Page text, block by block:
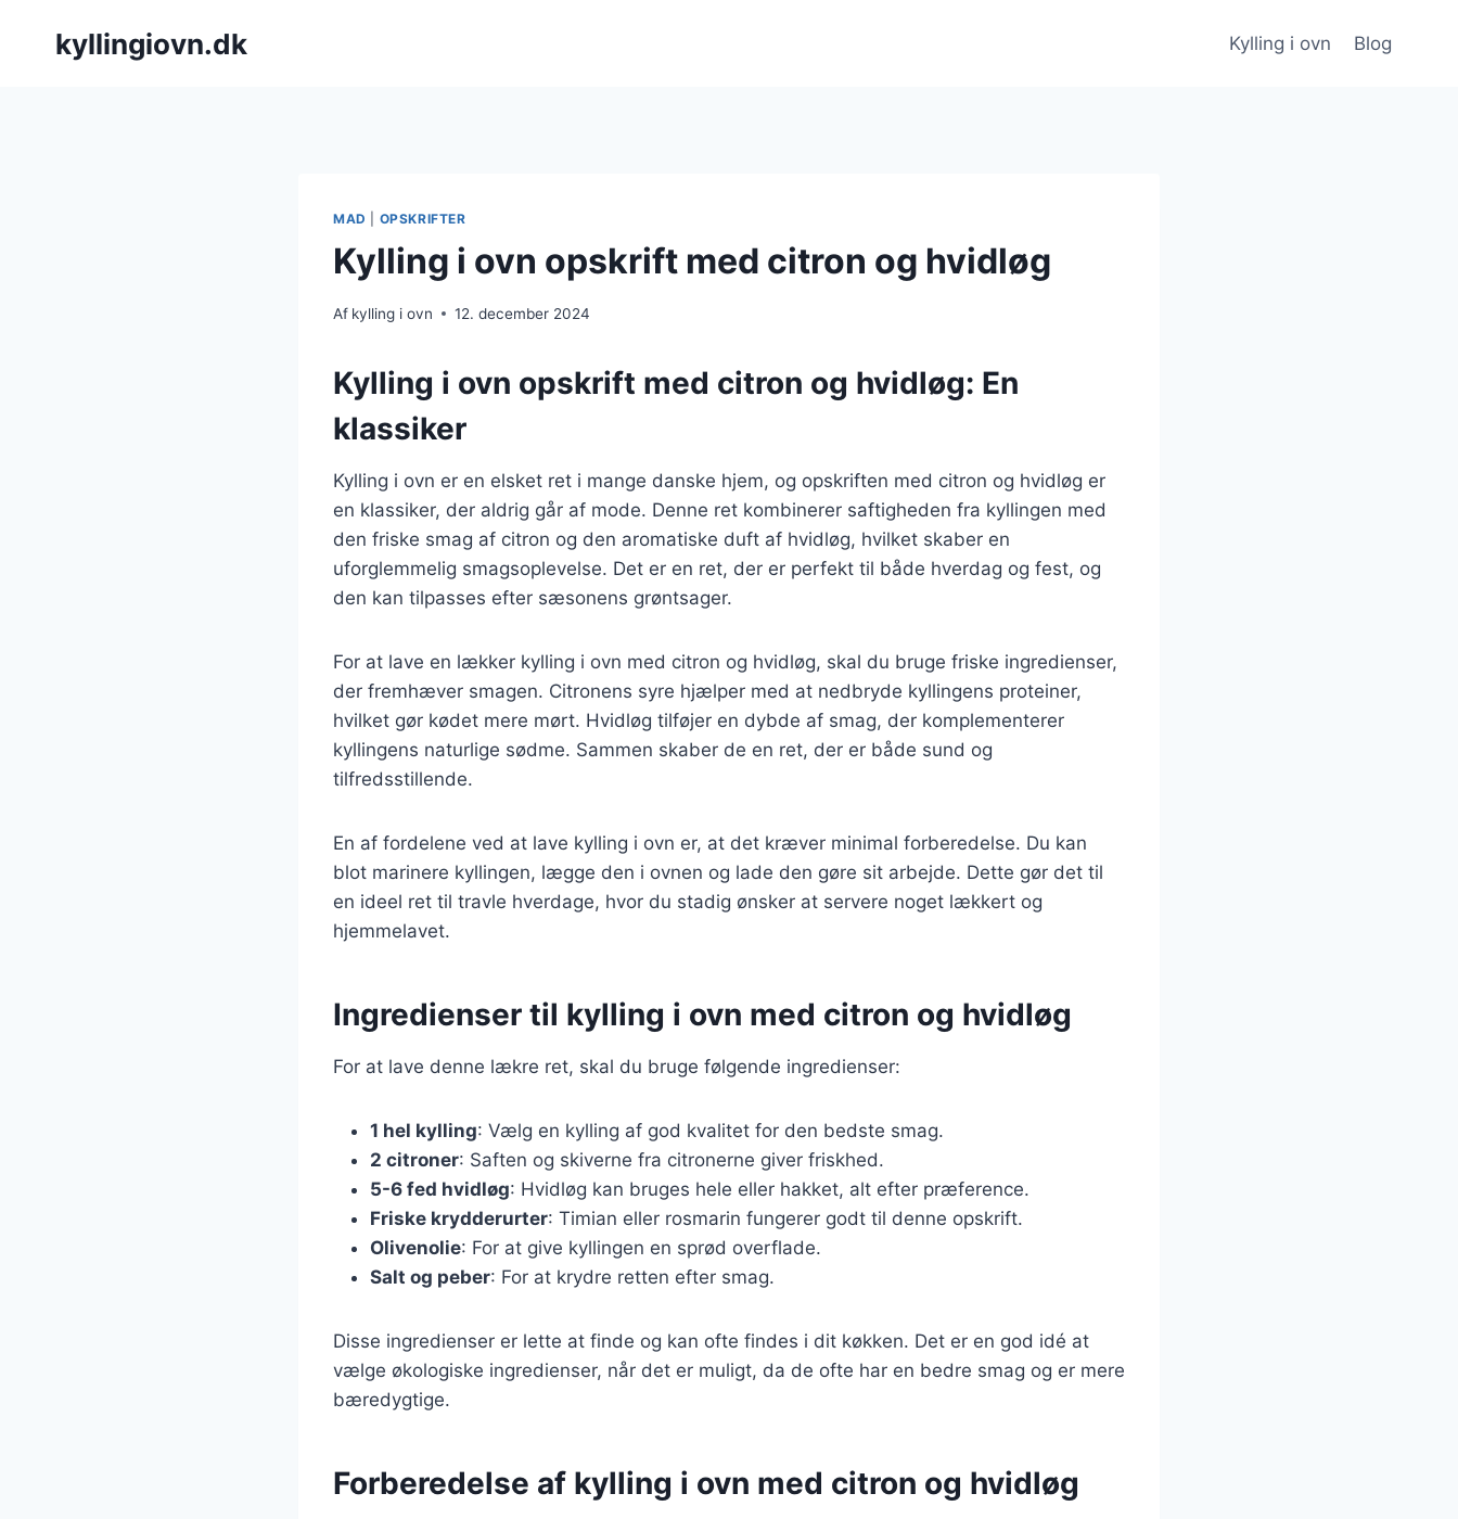
kyllingiovn.dk Kylling i ovn Blog
MAD OPSKRIFTER
Kylling i ovn opskrift med citron og hvidløg
Af kylling i ovn 12. december 2024
Kylling i ovn opskrift med citron og hvidløg: En
klassiker
Kylling i ovn er en elsket ret i mange danske hjem, og opskriften med citron og hvidløg er
en klassiker, der aldrig går af mode. Denne ret kombinerer saftigheden fra kyllingen med
den friske smag af citron og den aromatiske duft af hvidløg, hvilket skaber en
uforglemmelig smagsoplevelse. Det er en ret, der er perfekt til både hverdag og fest, og
den kan tilpasses efter sæsonens grøntsager.
For at lave en lækker kylling i ovn med citron og hvidløg, skal du bruge friske ingredienser,
der fremhæver smagen. Citronens syre hjælper med at nedbryde kyllingens proteiner,
hvilket gør kødet mere mørt. Hvidløg tilføjer en dybde af smag, der komplementerer
kyllingens naturlige sødme. Sammen skaber de en ret, der er både sund og
tilfredsstillende.
En af fordelene ved at lave kylling i ovn er, at det kræver minimal forberedelse. Du kan
blot marinere kyllingen, lægge den i ovnen og lade den gøre sit arbejde. Dette gør det til
en ideel ret til travle hverdage, hvor du stadig ønsker at servere noget lækkert og
hjemmelavet.
Ingredienser til kylling i ovn med citron og hvidløg
For at lave denne lækre ret, skal du bruge følgende ingredienser:
1 hel kylling: Vælg en kylling af god kvalitet for den bedste smag.
2 citroner: Saften og skiverne fra citronerne giver friskhed.
5-6 fed hvidløg: Hvidløg kan bruges hele eller hakket, alt efter præference.
Friske krydderurter: Timian eller rosmarin fungerer godt til denne opskrift.
Olivenolie: For at give kyllingen en sprød overflade.
Salt og peber: For at krydre retten efter smag.
Disse ingredienser er lette at finde og kan ofte findes i dit køkken. Det er en god idé at
vælge økologiske ingredienser, når det er muligt, da de ofte har en bedre smag og er mere
bæredygtige.
Forberedelse af kylling i ovn med citron og hvidløg